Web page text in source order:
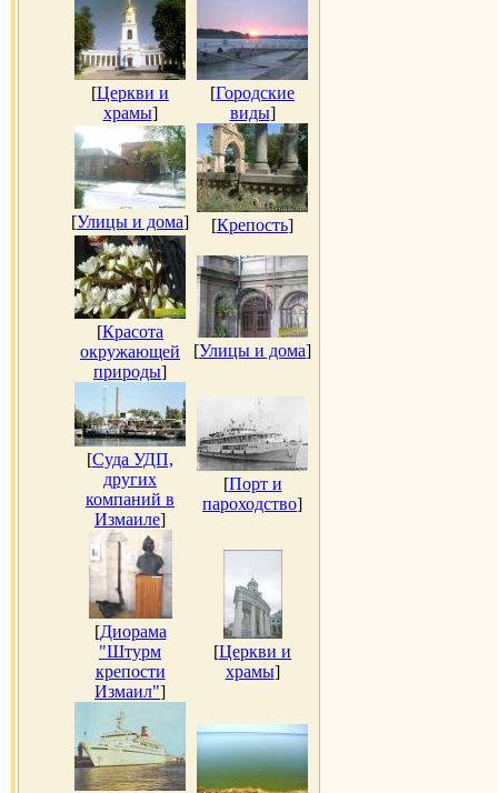
[Церкви и
храмы]
[Городские
виды]
[Улицы и дома] [Крепость]
[Красота
окружающей
природы]
[Улицы и дома]
[Суда УДП,
других
компаний в
Измаиле]
[Порт и
пароходство]
[Диорама
"Штурм
крепости
Измаил"]
[Церкви и
храмы]